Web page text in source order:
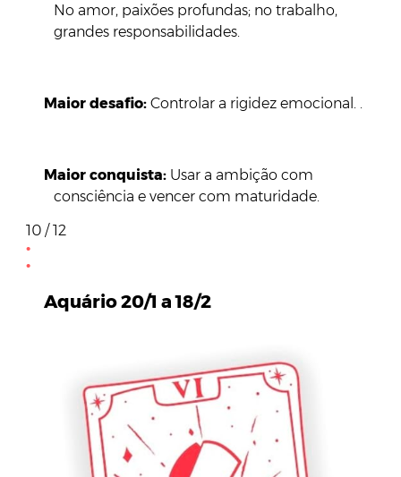
No amor, paixões profundas; no trabalho,
grandes responsabilidades.
Maior desafio:Controlar a rigidez emocional. .
Maior conquista: Usar a ambição com
consciência e vencer com maturidade.
10 / 12
Aquário 20/1 a 18/2